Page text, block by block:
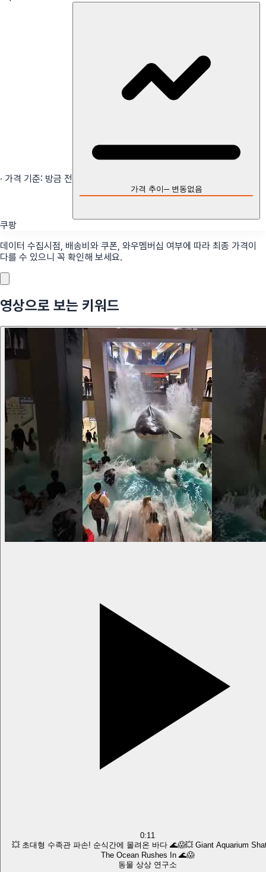
· 가격 기준: 방금 전
가격 추이─ 변동없음
쿠팡
데이터 수집시점, 배송비와 쿠폰, 와우멤버십 여부에 따라 최종 가격이
다를 수 있으니 꼭 확인해 보세요.
영상으로 보는 키워드
0:11
💥 초대형 수족관 파손! 순식간에 몰려온 바다 🌊😱💥 Giant Aquarium
The Ocean Rushes In 🌊😱
동물 상상 연구소